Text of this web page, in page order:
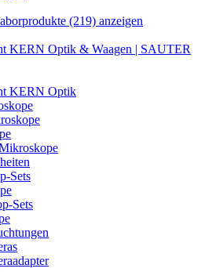
(219) anzeigen
KERN Optik & Waagen | SAUTER
KERN Optik
Sets
Sets